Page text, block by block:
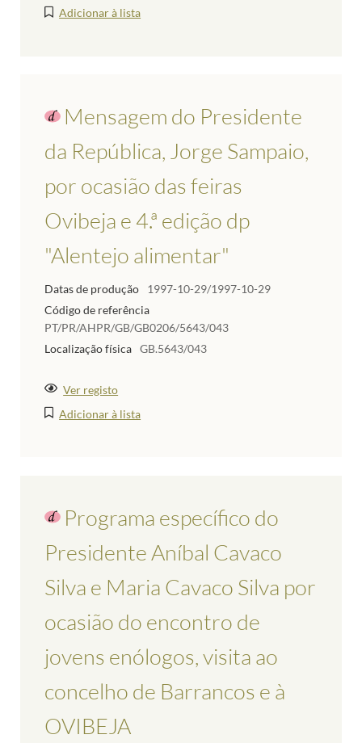
Adicionar à lista
Mensagem do Presidente
da República, Jorge Sampaio,
por ocasião das feiras
Ovibeja e 4.ª edição dp
"Alentejo alimentar"
Datas de produção
1997-10-29/1997-10-29
Código de referência
PT/PR/AHPR/GB/GB0206/5643/043
Localização física GB.5643/043
Ver registo
Adicionar à lista
Programa específico do
Presidente Aníbal Cavaco
Silva e Maria Cavaco Silva por
ocasião do encontro de
jovens enólogos, visita ao
concelho de Barrancos e à
OVIBEJA